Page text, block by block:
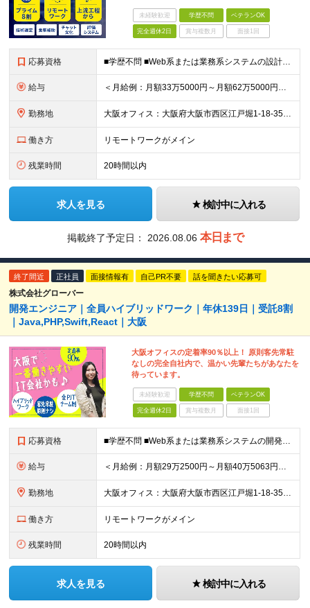
未経験歓迎 学歴不問 ベテランOK
完全週休2日 賞与複数月 面接1回
応募資格 ■学歴不問 ■Web系または業務系システムの設計・開発経験（1年以上） ※言語不問（Java／PHP／Kotlin／Swift／Python など歓迎） ＜こんな方にピッタリ！＞ ・裁量の大きい
給与 ＜月給例：月額33万5000円～月額62万5000円＞ ★前職の年収を最大限考慮の上決定します ★年俸制：402万円～750万円 ★年収500万円以上：Web系／業務系開発リーダー経験（顧客折衝、メン
勤務地 大阪オフィス：大阪府大阪市西区江戸堀1-18-35 肥後橋IPビル ★原則ハイブリッドワーク！出社希望の方も相談可能です
働き方 リモートワークがメイン
残業時間 20時間以内
求人を見る 検討中に入れる
掲載終了予定日： 2026.08.06 本日まで
終了間近 正社員 面接情報有 自己PR不要 話を聞きたい応募可
株式会社グローバー
開発エンジニア｜全員ハイブリッドワーク｜年休139日｜受託8割
｜Java,PHP,Swift,React｜大阪
大阪オフィスの定着率90％以上！ 原則客先常駐
なしの完全自社内で、温かい先輩たちがあなたを
待っています。
未経験歓迎 学歴不問 ベテランOK
完全週休2日 賞与複数月 面接1回
応募資格 ■学歴不問 ■Web系または業務系システムの開発経験（言語・年数不問） ※経験1〜2年の方、ブランクのある方も歓迎します。 ＜こんな方にピッタリ！＞ ・一人で抱え込まず、相談しながら成長したい ・技
給与 ＜月給例：月額29万2500円～月額40万5063円＞ ★前職の年収を最大限考慮の上決定します ★年俸制：351万円～600万円 ★年収500万円以上：Web系／業務系開発リーダー経験（顧客折衝、メン
勤務地 大阪オフィス：大阪府大阪市西区江戸堀1-18-35 肥後橋IPビル ★原則ハイブリッドワーク！出社希望の方も相談可能です
働き方 リモートワークがメイン
残業時間 20時間以内
求人を見る 検討中に入れる